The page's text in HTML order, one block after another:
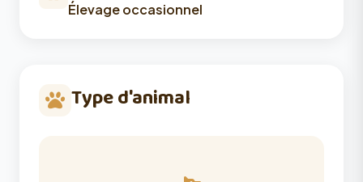
Élevage occasionnel
Type d'animal